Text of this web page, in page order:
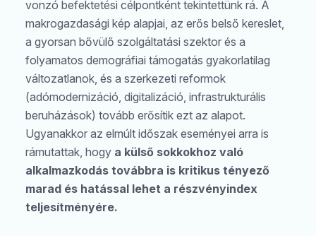
vonzó befektetési célpontként tekintettünk rá. A
makrogazdasági kép alapjai, az erős belső kereslet,
a gyorsan bővülő szolgáltatási szektor és a
folyamatos demográfiai támogatás gyakorlatilag
változatlanok, és a szerkezeti reformok
(adómodernizáció, digitalizáció, infrastrukturális
beruházások) tovább erősítik ezt az alapot.
Ugyanakkor az elmúlt időszak eseményei arra is
rámutattak, hogy a külső sokkokhoz való
alkalmazkodás továbbra is kritikus tényező
marad és hatással lehet a részvényindex
teljesítményére.